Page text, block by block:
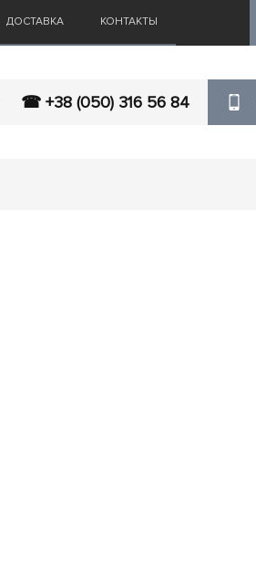
ДОСТАВКА КОНТАКТЫ
☎ +38 (050) 316 56 84